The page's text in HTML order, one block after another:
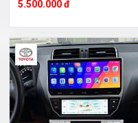
5.500.000 đ